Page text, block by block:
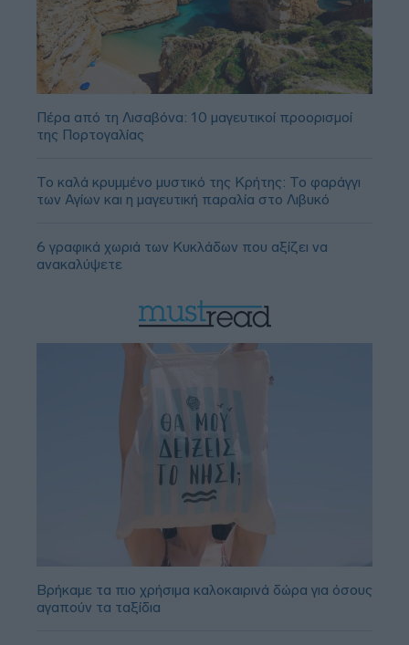
Πέρα από τη Λισαβόνα: 10 μαγευτικοί προορισμοί
της Πορτογαλίας
Το καλά κρυμμένο μυστικό της Κρήτης: Το φαράγγι
των Αγίων και η μαγευτική παραλία στο Λιβυκό
6 γραφικά χωριά των Κυκλάδων που αξίζει να
ανακαλύψετε
Βρήκαμε τα πιο χρήσιμα καλοκαιρινά δώρα για όσους
αγαπούν τα ταξίδια